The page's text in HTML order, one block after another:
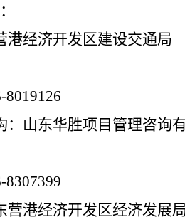
港经济开发区建设交通局
8019126
山东华胜项目管理咨询
8307399
营港经济开发区经济发展